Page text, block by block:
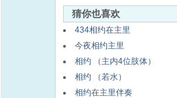
猜你也喜欢
434相约在主里
今夜相约主里
相约 （主内4位肢体）
相约 （若水）
相约在主里伴奏